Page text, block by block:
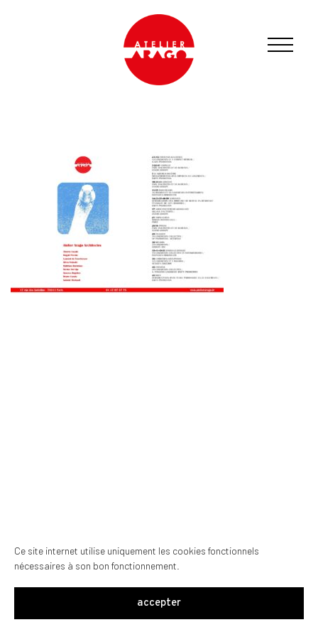
Ce site internet utilise uniquement les cookies fonctionnels
nécessaires à son bon fonctionnement.
accepter